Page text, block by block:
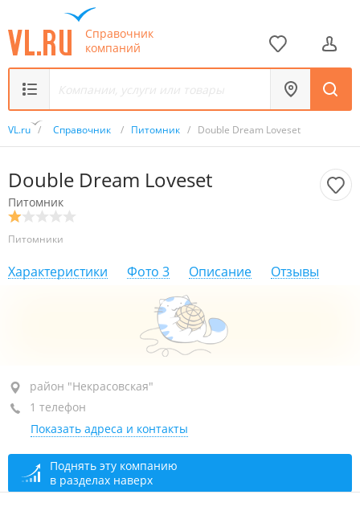
Справочник
компаний
VL.ru / Справочник / Питомник / Double Dream Loveset
Double Dream Loveset
Питомник
Питомники
Характеристики Фото 3 Описание Отзывы
район "Некрасовская", пр-т Красного Знамени, 61Ж
стр. 2
+7 914 703-28-07
открыто: 10:00–18:00
район "Некрасовская"
1 телефон
Показать адреса и контакты
Поднять эту компанию
в разделах наверх